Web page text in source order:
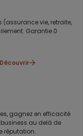
vie, retraite,
Garantie 0
Découvrir
gagnez en efficacité
business au delà de
réputation.